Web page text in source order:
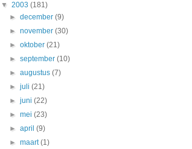
▼ 2003 (181)
►december(9)
►november(30)
►oktober(21)
►september(10)
►augustus(7)
►juli(21)
►juni(22)
►mei(23)
►april(9)
►maart(1)